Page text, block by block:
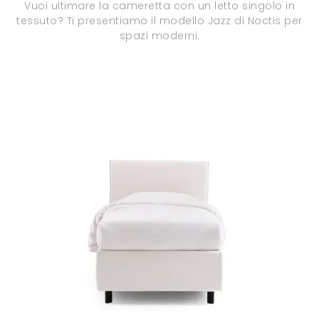
Vuoi ultimare la cameretta con un letto singolo in
tessuto? Ti presentiamo il modello Jazz di Noctis per
spazi moderni.